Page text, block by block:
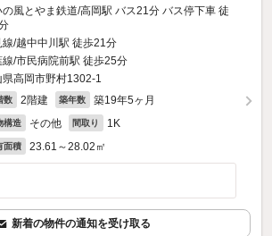
の風とやま鉄道/高岡駅 バス21分 バス停下車 徒
線/越中中川駅 徒歩21分
線/市民病院前駅 徒歩25分
県高岡市野村1302‐1
数 2階建 築年数 築19年5ヶ月
構造 その他 間取り 1K
面積 23.61～28.02㎡
新着の物件の通知を受け取る